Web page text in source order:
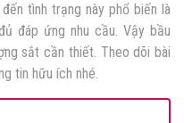
tình trạng này phổ biến là
đáp ứng nhu cầu. Vậy bầu
sắt cần thiết. Theo dõi bài
tin hữu ích nhé.